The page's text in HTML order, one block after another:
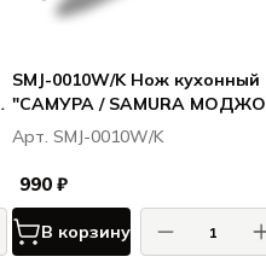
SMJ-0010W/K Нож кухонный
"САМУРА / SAMURA
MOJO" овощной 94 мм,
корроз.-стойкая сталь,
полипропилен бел.
Арт. SMJ-0010W/K
990 ₽
В корзину